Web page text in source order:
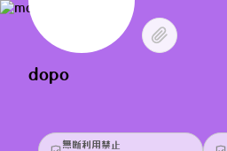
dopo
無断利用禁止